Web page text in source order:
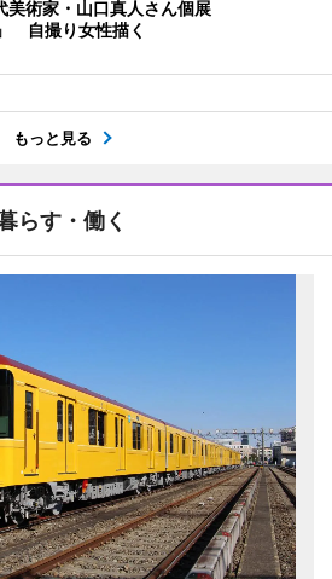
美術家・山口真人さん個展
自撮り女性描く
もっと見る
らす・働く